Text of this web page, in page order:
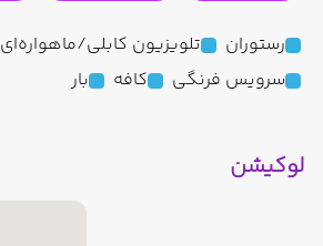
رستوران تلویزیون کابلی/ماهواره‌ای
سرویس فرنگی
کافه بار
لوکیشن